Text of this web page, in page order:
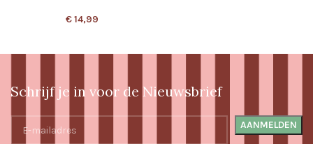
€14,99
Schrijf je in voor de Nieuwsbrief